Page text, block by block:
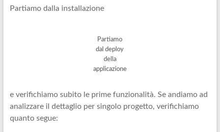
Partiamo dalla installazione
Partiamo
dal deploy
della
applicazione
e verifichiamo subito le prime funzionalità. Se andiamo ad
analizzare il dettaglio per singolo progetto, verifichiamo
quanto segue: